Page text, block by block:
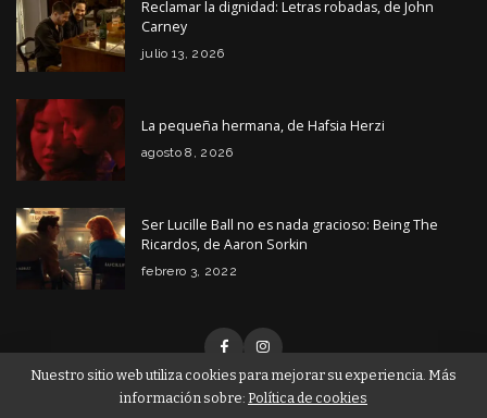
Reclamar la dignidad: Letras robadas, de John
Carney
julio 13, 2026
La pequeña hermana, de Hafsia Herzi
agosto 8, 2026
Ser Lucille Ball no es nada gracioso: Being The
Ricardos, de Aaron Sorkin
febrero 3, 2022
Nuestro sitio web utiliza cookies para mejorar su experiencia. Más
información sobre: Política de cookies